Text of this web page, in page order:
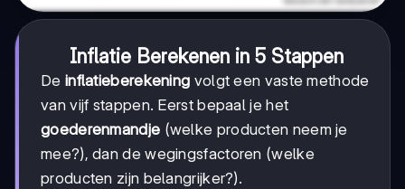
Inflatie Berekenen in 5 Stappen
De inflatieberekening volgt een vaste methode
van vijf stappen. Eerst bepaal je het
goederenmandje (welke producten neem je
mee?), dan de wegingsfactoren (welke
producten zijn belangrijker?).